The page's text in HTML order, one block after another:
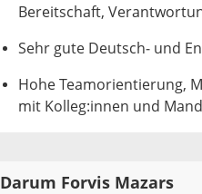
Bereitschaft,
Sehr gute Deutsch‑ und
Hohe Teamorientierung,
mit Kolleg:innen und
Darum Forvis Mazars